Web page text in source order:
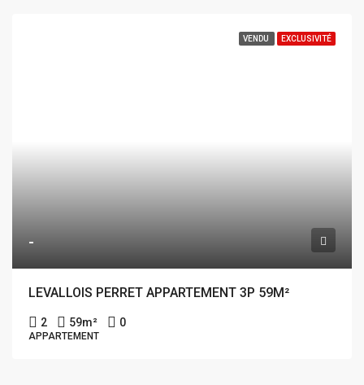
VENDU EXCLUSIVITÉ
-
LEVALLOIS PERRET APPARTEMENT 3P 59M²
2 59m² 0
APPARTEMENT